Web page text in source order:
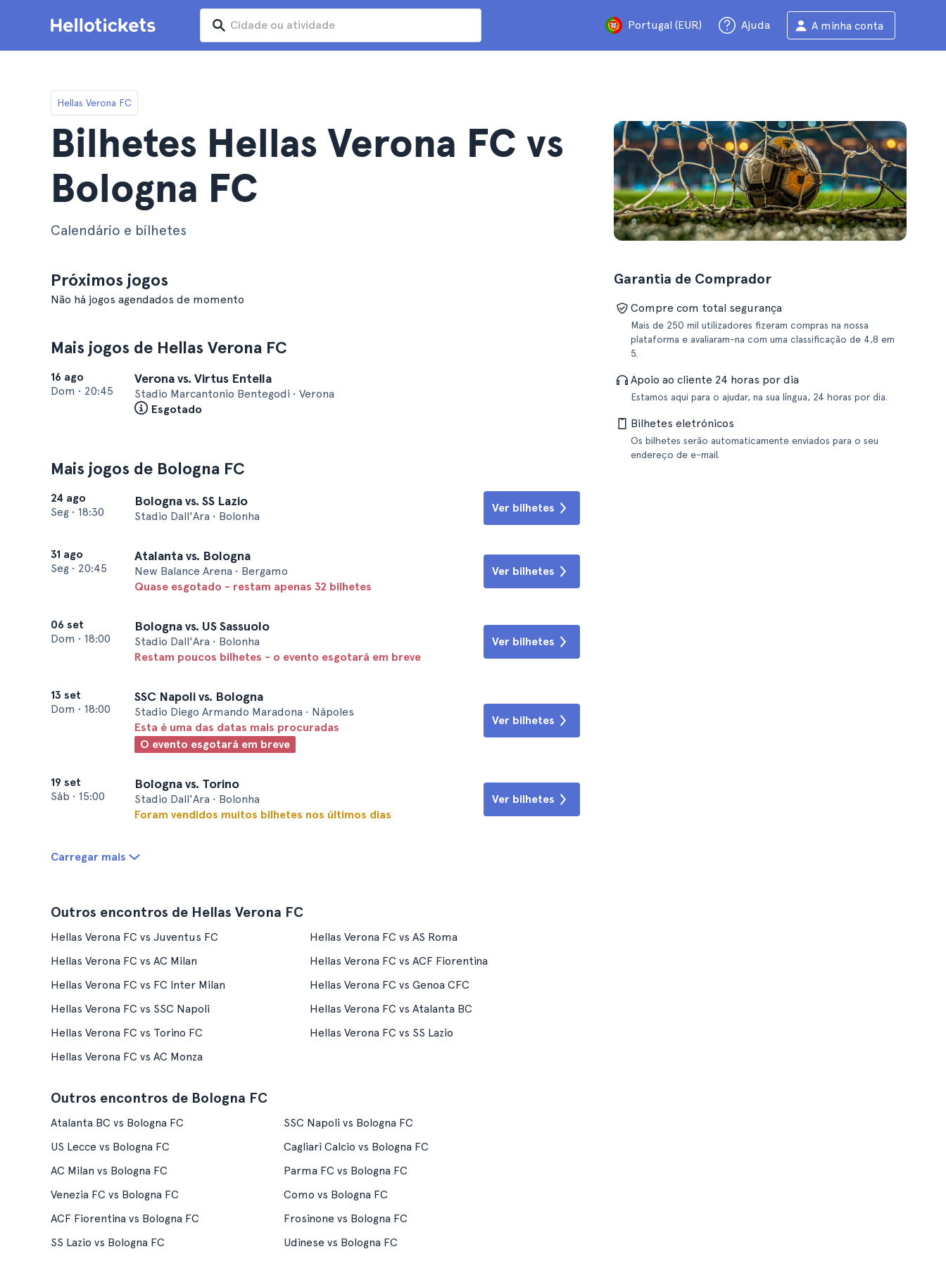
Portugal (EUR) Ajuda A minha conta
Hellas Verona FC
Bilhetes Hellas Verona FC vs
Bologna FC
Calendário e bilhetes
Próximos jogos
Não há jogos agendados de momento
Mais jogos de Hellas Verona FC
16 ago
Dom • 20:45
Verona vs. Virtus Entella
Stadio Marcantonio Bentegodi • Verona
Esgotado
Mais jogos de Bologna FC
24 ago
Seg • 18:30
Bologna vs. SS Lazio
Stadio Dall'Ara • Bolonha
Ver bilhetes
31 ago
Seg • 20:45
Atalanta vs. Bologna
New Balance Arena • Bergamo
Quase esgotado - restam apenas 32 bilhetes
Ver bilhetes
06 set
Dom • 18:00
Bologna vs. US Sassuolo
Stadio Dall'Ara • Bolonha
Restam poucos bilhetes - o evento esgotará em breve
Ver bilhetes
13 set
Dom • 18:00
SSC Napoli vs. Bologna
Stadio Diego Armando Maradona • Nápoles
Esta é uma das datas mais procuradas
O evento esgotará em breve
Ver bilhetes
19 set
Sáb • 15:00
Bologna vs. Torino
Stadio Dall'Ara • Bolonha
Foram vendidos muitos bilhetes nos últimos dias
Ver bilhetes
Carregar mais
Garantia de Comprador
Compre com total segurança
Mais de 250 mil utilizadores fizeram compras na nossa
plataforma e avaliaram-na com uma classificação de 4,8 em
5.
Apoio ao cliente 24 horas por dia
Estamos aqui para o ajudar, na sua língua, 24 horas por dia.
Bilhetes eletrónicos
Os bilhetes serão automaticamente enviados para o seu
endereço de e-mail.
Outros encontros de Hellas Verona FC
Hellas Verona FC vs Juventus FC
Hellas Verona FC vs AS Roma
Hellas Verona FC vs AC Milan
Hellas Verona FC vs ACF Fiorentina
Hellas Verona FC vs FC Inter Milan
Hellas Verona FC vs Genoa CFC
Hellas Verona FC vs SSC Napoli
Hellas Verona FC vs Atalanta BC
Hellas Verona FC vs Torino FC
Hellas Verona FC vs SS Lazio
Hellas Verona FC vs AC Monza
Outros encontros de Bologna FC
Atalanta BC vs Bologna FC
SSC Napoli vs Bologna FC
US Lecce vs Bologna FC
Cagliari Calcio vs Bologna FC
AC Milan vs Bologna FC
Parma FC vs Bologna FC
Venezia FC vs Bologna FC
Como vs Bologna FC
ACF Fiorentina vs Bologna FC
Frosinone vs Bologna FC
SS Lazio vs Bologna FC
Udinese vs Bologna FC